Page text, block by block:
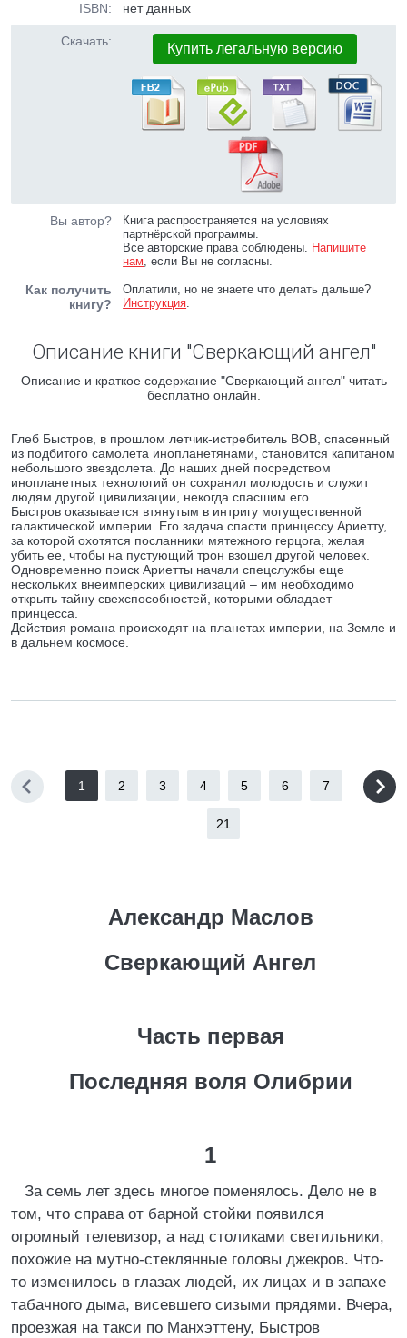
ISBN: нет данных
Скачать: Купить легальную версию
Вы автор?
Книга распространяется на условиях
партнёрской программы.
Все авторские права соблюдены. Напишите
нам, если Вы не согласны.
Как получить
книгу?
Оплатили, но не знаете что делать дальше?
Инструкция.
Описание книги "Сверкающий ангел"
Описание и краткое содержание "Сверкающий ангел" читать
бесплатно онлайн.
Глеб Быстров, в прошлом летчик-истребитель ВОВ, спасенный
из подбитого самолета инопланетянами, становится капитаном
небольшого звездолета. До наших дней посредством
инопланетных технологий он сохранил молодость и служит
людям другой цивилизации, некогда спасшим его.
Быстров оказывается втянутым в интригу могущественной
галактической империи. Его задача спасти принцессу Ариетту,
за которой охотятся посланники мятежного герцога, желая
убить ее, чтобы на пустующий трон взошел другой человек.
Одновременно поиск Ариетты начали спецслужбы еще
нескольких внеимперских цивилизаций – им необходимо
открыть тайну свехспособностей, которыми обладает
принцесса.
Действия романа происходят на планетах империи, на Земле и
в дальнем космосе.
1 2 3 4 5 6 7
21
Александр Маслов
Сверкающий Ангел
Часть первая
Последняя воля Олибрии
1
За семь лет здесь многое поменялось. Дело не в
том, что справа от барной стойки появился
огромный телевизор, а над столиками светильники,
похожие на мутно-стеклянные головы джекров. Что-
то изменилось в глазах людей, их лицах и в запахе
табачного дыма, висевшего сизыми прядями. Вчера,
проезжая на такси по Манхэттену, Быстров